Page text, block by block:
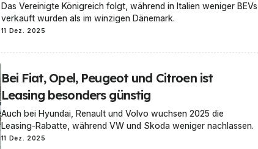
Das Vereinigte Königreich folgt, während in Italien weniger BEVs
verkauft wurden als im winzigen Dänemark.
11 Dez. 2025
Bei Fiat, Opel, Peugeot und Citroen ist
Leasing besonders günstig
Auch bei Hyundai, Renault und Volvo wuchsen 2025 die
Leasing-Rabatte, während VW und Skoda weniger nachlassen.
11 Dez. 2025